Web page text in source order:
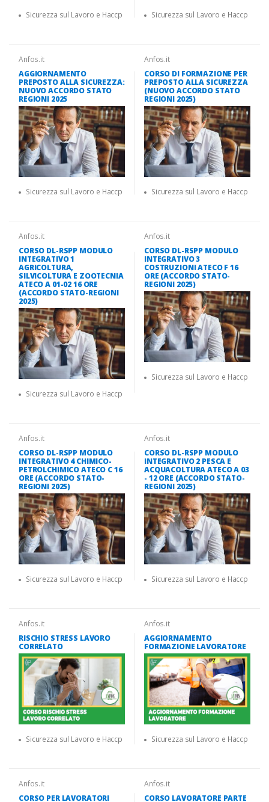
Sicurezza sul Lavoro e Haccp Sicurezza sul Lavoro e Haccp
Anfos.it
AGGIORNAMENTO
PREPOSTO ALLA SICUREZZA:
NUOVO ACCORDO STATO
REGIONI 2025
Sicurezza sul Lavoro e Haccp
Anfos.it
CORSO DI FORMAZIONE PER
PREPOSTO ALLA SICUREZZA
(NUOVO ACCORDO STATO
REGIONI 2025)
Sicurezza sul Lavoro e Haccp
Anfos.it
CORSO DL-RSPP MODULO
INTEGRATIVO 1
AGRICOLTURA,
SILVICOLTURA E ZOOTECNIA
ATECO A 01-02 16 ORE
(ACCORDO STATO-REGIONI
2025)
Sicurezza sul Lavoro e Haccp
Anfos.it
CORSO DL-RSPP MODULO
INTEGRATIVO 3
COSTRUZIONI ATECO F 16
ORE (ACCORDO STATO-
REGIONI 2025)
Sicurezza sul Lavoro e Haccp
Anfos.it
CORSO DL-RSPP MODULO
INTEGRATIVO 4 CHIMICO-
PETROLCHIMICO ATECO C 16
ORE (ACCORDO STATO-
REGIONI 2025)
Sicurezza sul Lavoro e Haccp
Anfos.it
CORSO DL-RSPP MODULO
INTEGRATIVO 2 PESCA E
ACQUACOLTURA ATECO A 03
- 12 ORE (ACCORDO STATO-
REGIONI 2025)
Sicurezza sul Lavoro e Haccp
Anfos.it
RISCHIO STRESS LAVORO
CORRELATO
Sicurezza sul Lavoro e Haccp
Anfos.it
AGGIORNAMENTO
FORMAZIONE LAVORATORE
Sicurezza sul Lavoro e Haccp
Anfos.it
CORSO PER LAVORATORI
Anfos.it
CORSO LAVORATORE PARTE